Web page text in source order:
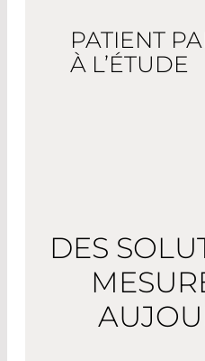
PATIENT
À L’ÉTUDE
DES